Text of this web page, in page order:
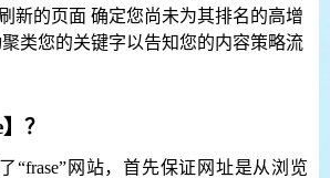
新的页面 确定您尚未为其排名的高增
类您的关键字以告知您的内容策略流
？
“frase”网站，首先保证网址是从浏览